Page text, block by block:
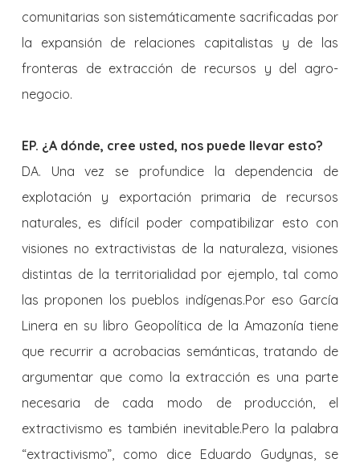
comunitarias son sistemáticamente sacrificadas por
la expansión de relaciones capitalistas y de las
fronteras de extracción de recursos y del agro-
negocio.
EP. ¿A dónde, cree usted, nos puede llevar esto?
DA. Una vez se profundice la dependencia de
explotación y exportación primaria de recursos
naturales, es difícil poder compatibilizar esto con
visiones no extractivistas de la naturaleza, visiones
distintas de la territorialidad por ejemplo, tal como
las proponen los pueblos indígenas.Por eso García
Linera en su libro Geopolítica de la Amazonía tiene
que recurrir a acrobacias semánticas, tratando de
argumentar que como la extracción es una parte
necesaria de cada modo de producción, el
extractivismo es también inevitable.Pero la palabra
“extractivismo”, como dice Eduardo Gudynas, se